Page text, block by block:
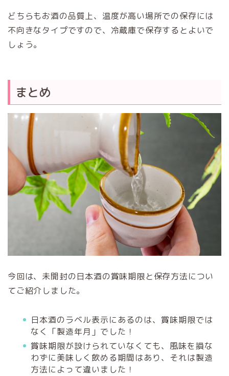
どちらもお酒の品質上、温度が高い場所での保存には
不向きなタイプですので、冷蔵庫で保存するとよいで
しょう。
まとめ
今回は、未開封の日本酒の賞味期限と保存方法につい
てご紹介しました。
日本酒のラベル表示にあるのは、賞味期限では
なく「製造年月」でした！
賞味期限が設けられていなくても、風味を損な
わずに美味しく飲める期間はあり、それは製造
方法によって違いました！